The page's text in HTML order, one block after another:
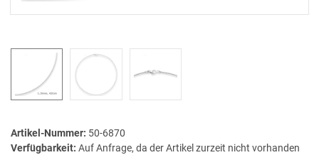
Artikel-Nummer: 50-6870
Verfügbarkeit: Auf Anfrage, da der Artikel zurzeit nicht vorhanden